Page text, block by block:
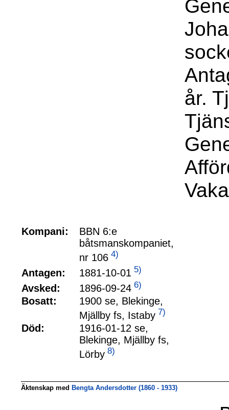
år.
Kompani:
BBN 6:e
båtsmanskompaniet,
nr 106 4)
Antagen: 1881-10-01 5)
Avsked: 1896-09-24 6)
Bosatt:
1900 se, Blekinge,
Mjällby fs, Istaby 7)
Död:
1916-01-12 se,
Blekinge, Mjällby fs,
Lörby 8)
Äktenskap med Bengta Andersdotter (1860 - 1933)